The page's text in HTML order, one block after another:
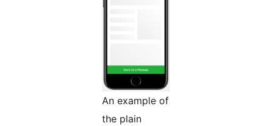
An example of
the plain